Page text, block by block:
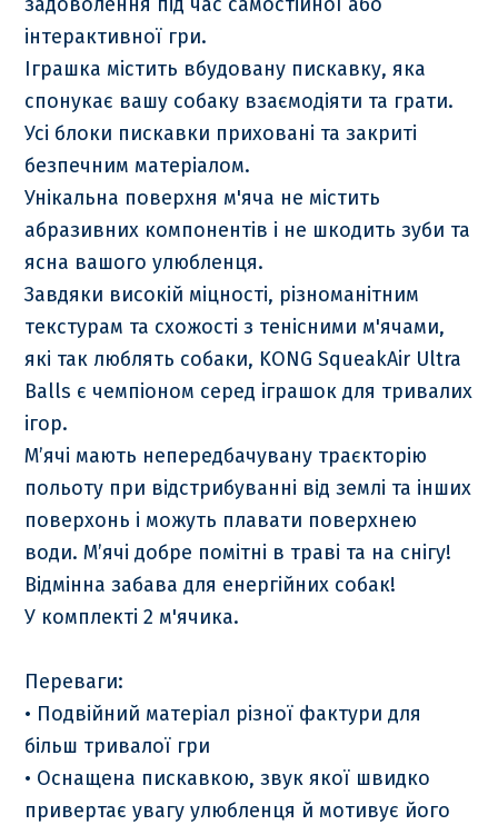
інтерактивної гри.
Іграшка містить вбудовану пискавку, яка
спонукає вашу собаку взаємодіяти та грати.
Усі блоки пискавки приховані та закриті
безпечним матеріалом.
Унікальна поверхня м'яча не містить
абразивних компонентів і не шкодить зуби та
ясна вашого улюбленця.
Завдяки високій міцності, різноманітним
текстурам та схожості з тенісними м'ячами,
які так люблять собаки, KONG SqueakAir Ultra
Balls є чемпіоном серед іграшок для тривалих
ігор.
М’ячі мають непередбачувану траєкторію
польоту при відстрибуванні від землі та інших
поверхонь і можуть плавати поверхнею
води. М’ячі добре помітні в траві та на снігу!
Відмінна забава для енергійних собак!
У комплекті 2 м'ячика.
Переваги:
• Подвійний матеріал різної фактури для
більш тривалої гри
• Оснащена пискавкою, звук якої швидко
привертає увагу улюбленця й мотивує його